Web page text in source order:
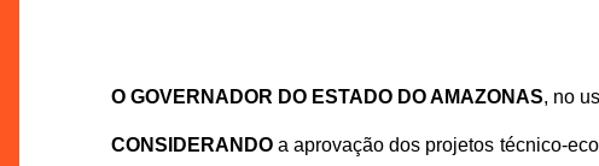
O GOVERNADOR DO ESTADO DO AMAZONAS, no
CONSIDERANDOa aprovação dos projetos técnico-